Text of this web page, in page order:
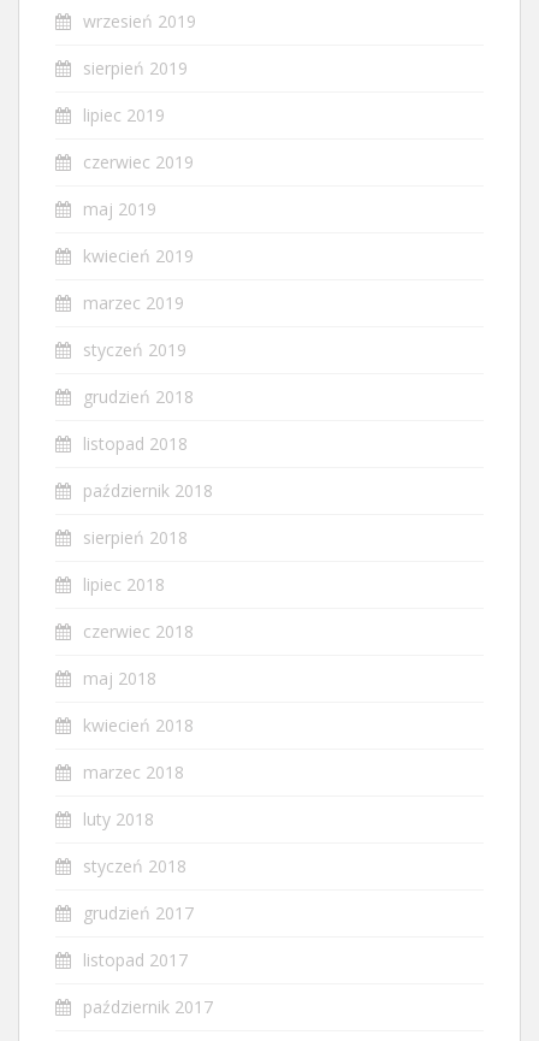
wrzesień 2019
sierpień 2019
lipiec 2019
czerwiec 2019
maj 2019
kwiecień 2019
marzec 2019
styczeń 2019
grudzień 2018
listopad 2018
październik 2018
sierpień 2018
lipiec 2018
czerwiec 2018
maj 2018
kwiecień 2018
marzec 2018
luty 2018
styczeń 2018
grudzień 2017
listopad 2017
październik 2017